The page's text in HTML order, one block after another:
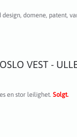
domene, patent,
VEST -
en stor leilighet. Solgt.